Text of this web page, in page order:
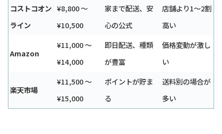
コストコオン
ライン
¥8,800 〜
¥10,500
家まで配送、安
心の公式
店舗より1〜2割
高い
Amazon
¥11,000 〜
¥14,000
即日配送、種類
が豊富
価格変動が激し
い
楽天市場
¥11,500 〜
¥15,000
ポイントが貯ま
る
送料別の場合が
多い